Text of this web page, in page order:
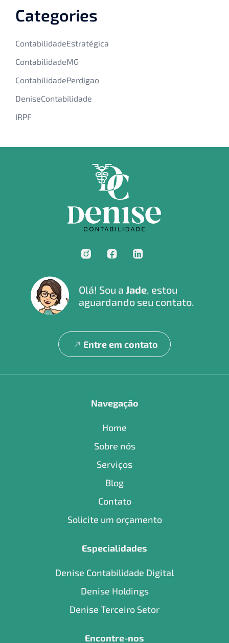
Categories
ContabilidadeEstratégica
ContabilidadeMG
ContabilidadePerdigao
DeniseContabilidade
IRPF
Olá! Sou a Jade, estou
aguardando seu contato.
Entre em contato
Navegação
Home
Sobre nós
Serviços
Blog
Contato
Solicite um orçamento
Especialidades
Denise Contabilidade Digital
Denise Holdings
Denise Terceiro Setor
Encontre-nos